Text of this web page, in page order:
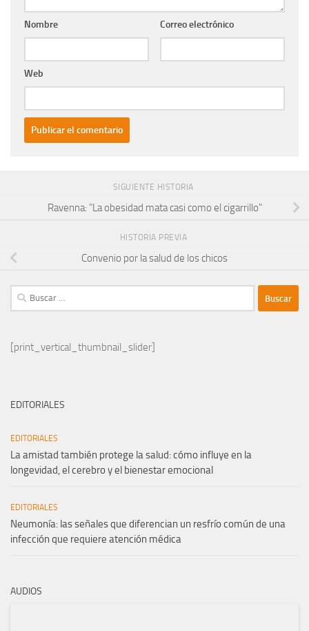
Nombre Correo electrónico
Web
SIGUIENTE HISTORIA
Ravenna: "La obesidad mata casi como el cigarrillo"
HISTORIA PREVIA
Convenio por la salud de los chicos
Buscar:
[print_vertical_thumbnail_slider]
EDITORIALES
EDITORIALES
La amistad también protege la salud: cómo influye en la
longevidad, el cerebro y el bienestar emocional
EDITORIALES
Neumonía: las señales que diferencian un resfrío común de una
infección que requiere atención médica
AUDIOS